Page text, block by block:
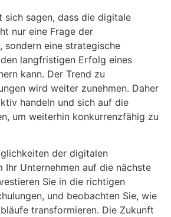
sich sagen, dass die digitale
nur eine Frage der
sondern eine strategische
langfristigen Erfolg eines
kann. Der Trend zu
wird weiter zunehmen. Daher
handeln und sich auf die
um weiterhin konkurrenzfähig zu
der digitalen
Ihr Unternehmen auf die nächste
Sie in die richtigen
und beobachten Sie, wie
transformieren. Die Zukunft